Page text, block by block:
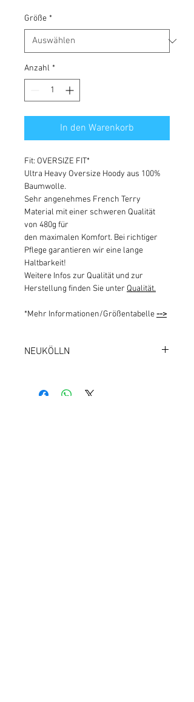
Größe *
Anzahl *
In den Warenkorb
Fit: OVERSIZE FIT*
Ultra Heavy Oversize Hoody aus 100%
Baumwolle.
Sehr angenehmes French Terry
Material mit einer schweren Qualität
von 480g für
den maximalen Komfort. Bei richtiger
Pflege garantieren wir eine lange
Haltbarkeit!
Weitere Infos zur Qualität und zur
Herstellung finden Sie unter Qualität.
*Mehr Informationen/Größentabelle-->
NEUKÖLLN